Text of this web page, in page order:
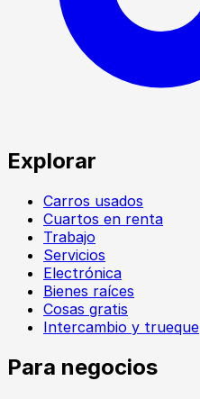
Explorar
Carros usados
Cuartos en renta
Trabajo
Servicios
Electrónica
Bienes raíces
Cosas gratis
Intercambio y trueque
Para negocios